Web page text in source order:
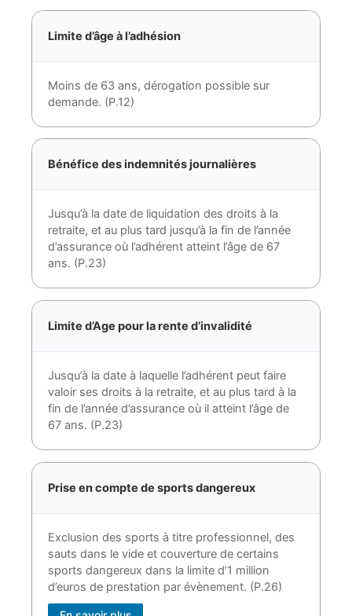
Limite d’âge à l’adhésion
Moins de 63 ans, dérogation possible sur
demande. (P.12)
Bénéfice des indemnités journalières
Jusqu’à la date de liquidation des droits à la
retraite, et au plus tard jusqu’à la fin de l’année
d’assurance où l’adhérent atteint l’âge de 67
ans. (P.23)
Limite d’Age pour la rente d’invalidité
Jusqu’à la date à laquelle l’adhérent peut faire
valoir ses droits à la retraite, et au plus tard à la
fin de l’année d’assurance où il atteint l’âge de
67 ans. (P.23)
Prise en compte de sports dangereux
Exclusion des sports à titre professionnel, des
sauts dans le vide et couverture de certains
sports dangereux dans la limite d’1 million
d’euros de prestation par évènement. (P.26)